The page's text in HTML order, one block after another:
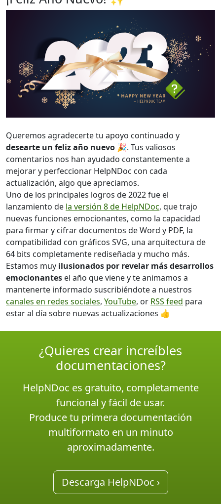
Queremos agradecerte tu apoyo continuado y
desearte un feliz año nuevo 🎉. Tus valiosos
comentarios nos han ayudado constantemente a
mejorar y perfeccionar HelpNDoc con cada
actualización, algo que apreciamos.
Uno de los principales logros de 2022 fue el
lanzamiento de la versión 8 de HelpNDoc, que trajo
nuevas funciones emocionantes, como la capacidad
para firmar y cifrar documentos de Word y PDF, la
compatibilidad con gráficos SVG, una arquitectura de
64 bits completamente rediseñada y mucho más.
Estamos muy ilusionados por revelar más desarrollos
emocionantes el año que viene y te animamos a
mantenerte informado suscribiéndote a nuestros
canales en redes sociales, YouTube, or RSS feed para
estar al día sobre nuevas actualizaciones 👍
¿Quieres crear increíbles
documentaciones?
HelpNDoc es gratuito, completamente
funcional y fácil de usar.
Produce tu primera documentación
multiformato en un minuto
aproximadamente.
Descarga HelpNDoc ›